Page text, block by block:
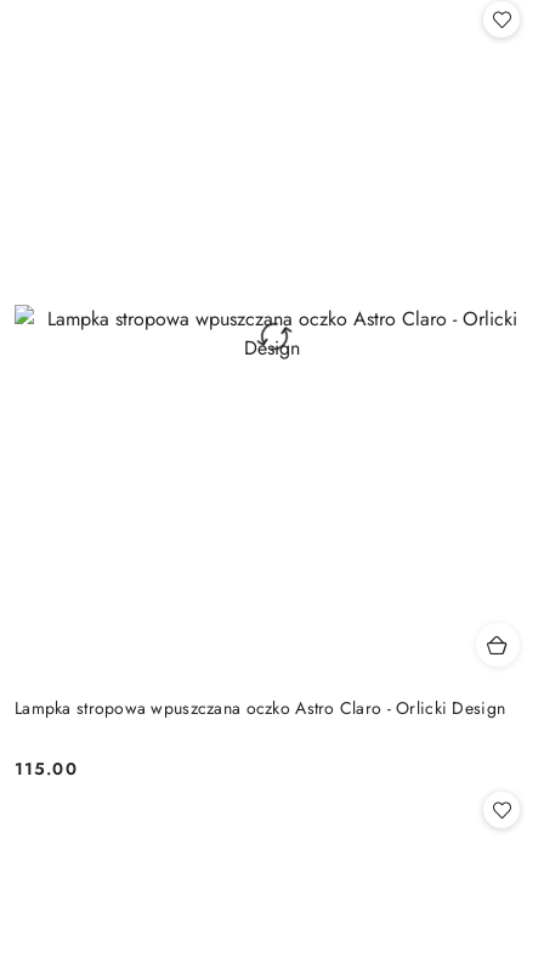
Lampka stropowa wpuszczana oczko Astro Claro - Orlicki Design
Cena:
115.00